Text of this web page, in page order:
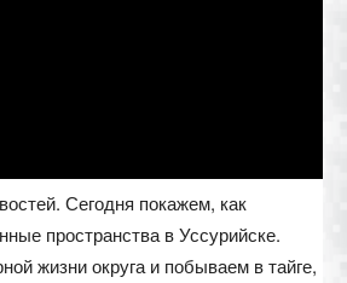
Сегодня покажем, как
пространства в Уссурийске.
жизни округа и побываем в тайге,